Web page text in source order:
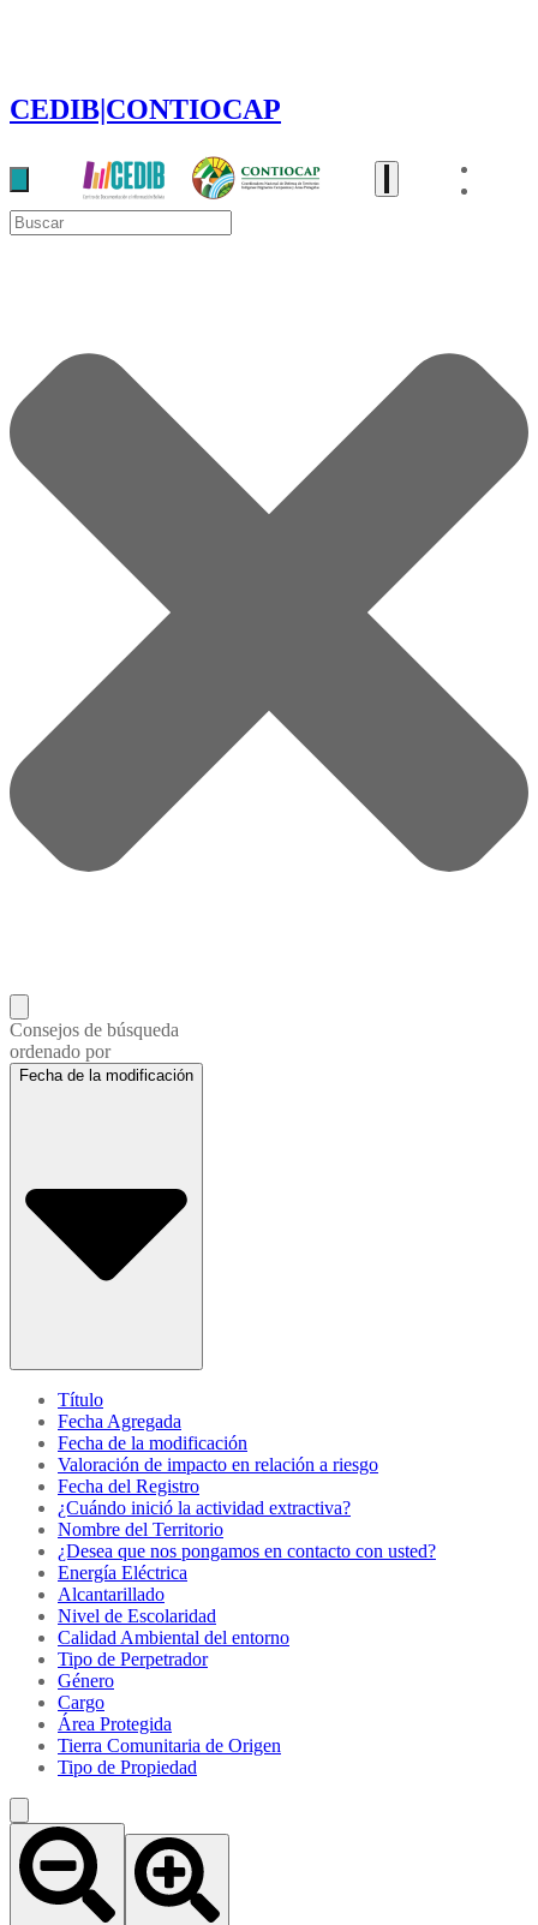
CEDIB|CONTIOCAP
Consejos de búsqueda
ordenado por
Fecha de la modificación
Título
Fecha Agregada
Fecha de la modificación
Valoración de impacto en relación a riesgo
Fecha del Registro
¿Cuándo inició la actividad extractiva?
Nombre del Territorio
¿Desea que nos pongamos en contacto con usted?
Energía Eléctrica
Alcantarillado
Nivel de Escolaridad
Calidad Ambiental del entorno
Tipo de Perpetrador
Género
Cargo
Área Protegida
Tierra Comunitaria de Origen
Tipo de Propiedad